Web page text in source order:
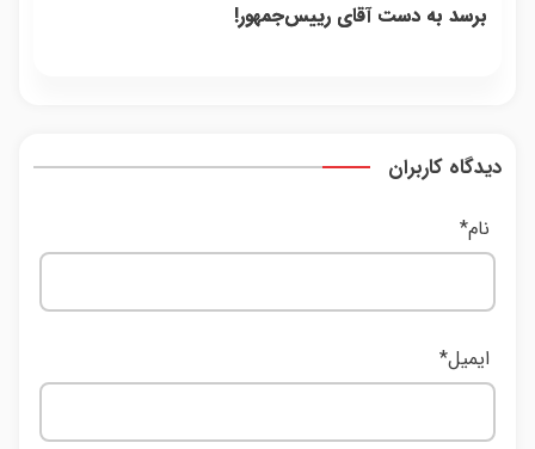
برسد به دست آقای رییس‌جمهور!
دیدگاه کاربران
نام*
ایمیل*